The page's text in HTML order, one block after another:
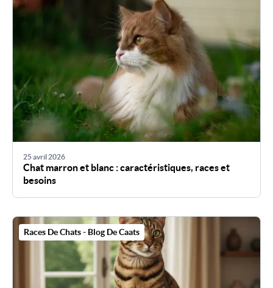
25 avril 2026
Chat marron et blanc : caractéristiques, races et
besoins
Races De Chats - Blog De Caats